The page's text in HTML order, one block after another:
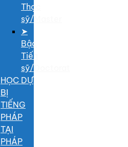
Thạc
sỹ/Master
➤
Bậc
Tiến
sỹ/Doctorat
HỌC DỰ
BỊ
TIẾNG
PHÁP
TẠI
PHÁP